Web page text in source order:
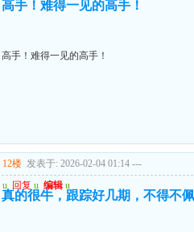
高手！难得一见的高手！
高手！难得一见的高手！
12楼 发表于: 2026-02-04 01:14 ---
u 回复 u 编辑 u
真的很牛，跟踪好几期，不得不